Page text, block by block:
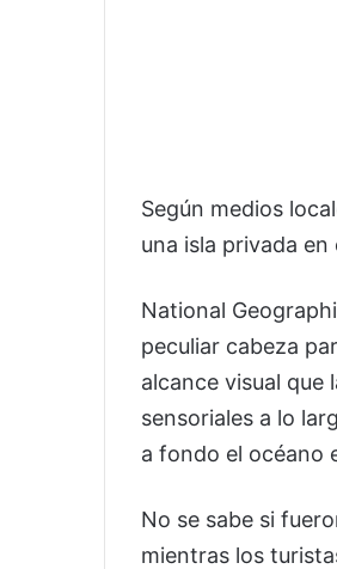
Según medios
una isla privada en
National
peculiar cabeza
alcance visual que
sensoriales a lo
a fondo el océano
No se sabe si
mientras los